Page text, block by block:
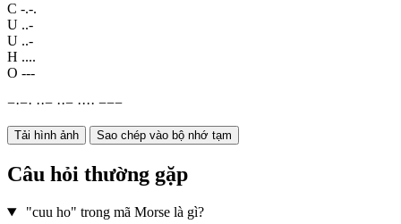
C -.-.
U ..-
U ..-
H ....
O ---
−·−· ··− ··− ···· −−−
Tải hình ảnh Sao chép vào bộ nhớ tạm
Câu hỏi thường gặp
"cuu ho" trong mã Morse là gì?